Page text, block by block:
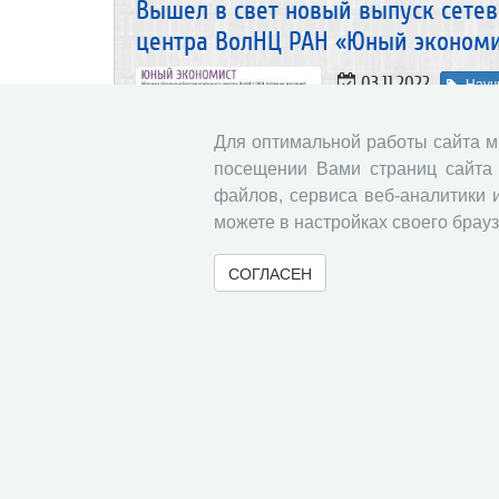
Вышел в свет новый выпуск
центра ВолНЦ РАН «Юный
03.11.2022
современным
задачам по
Вышел в свет новый выпуск
«АгроЗооТехника» Том 5, № 4, 2022
Для оптимальной работы сайта
посещении Вами страниц сайта
файлов, сервиса веб-аналитики
можете в настройках своего
СОГЛАСЕН